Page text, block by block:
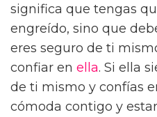
significa que tengas
engreído, sino que
eres seguro de ti
confiar en ella. Si ella
de ti mismo y confías
cómoda contigo y